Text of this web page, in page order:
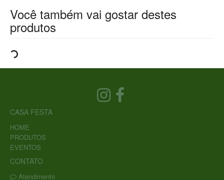
Você também vai gostar destes
produtos
CASA FESTA
HOME
PRODUTOS
EVENTOS
CONTATO
Atendimento